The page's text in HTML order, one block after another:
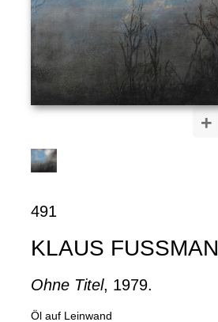
+
491
KLAUS FUSSMANN
Ohne Titel, 1979.
Öl auf Leinwand